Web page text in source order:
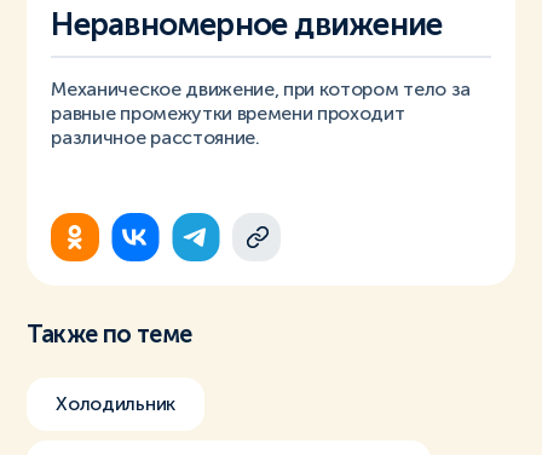
Неравномерное движение
Механическое движение, при котором тело за
равные промежутки времени проходит
различное расстояние.
Также по теме
Холодильник